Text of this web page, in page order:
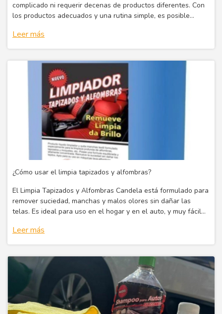
complicado ni requerir decenas de productos diferentes. Con
los productos adecuados y una rutina simple, es posible
minutos al día.
Leer más
¿Cómo usar el limpia tapizados y alfombras?
El Limpia Tapizados y Alfombras Candela está formulado para
remover suciedad, manchas y malos olores sin dañar las
telas. Es ideal para uso en el hogar y en el auto, y muy fácil
Leer más